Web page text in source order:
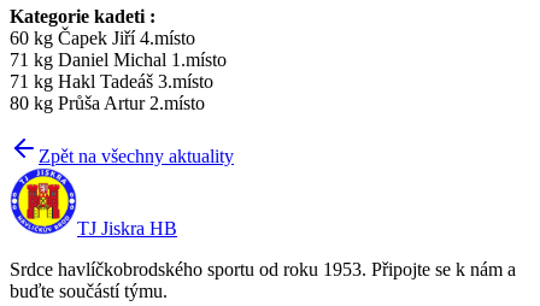
Kategorie kadeti :
60 kg Čapek Jiří 4.místo
71 kg Daniel Michal 1.místo
71 kg Hakl Tadeáš 3.místo
80 kg Průša Artur 2.místo
Zpět na všechny aktuality
TJ Jiskra HB
Srdce havlíčkobrodského sportu od roku 1953. Připojte se k nám a
buďte součástí týmu.